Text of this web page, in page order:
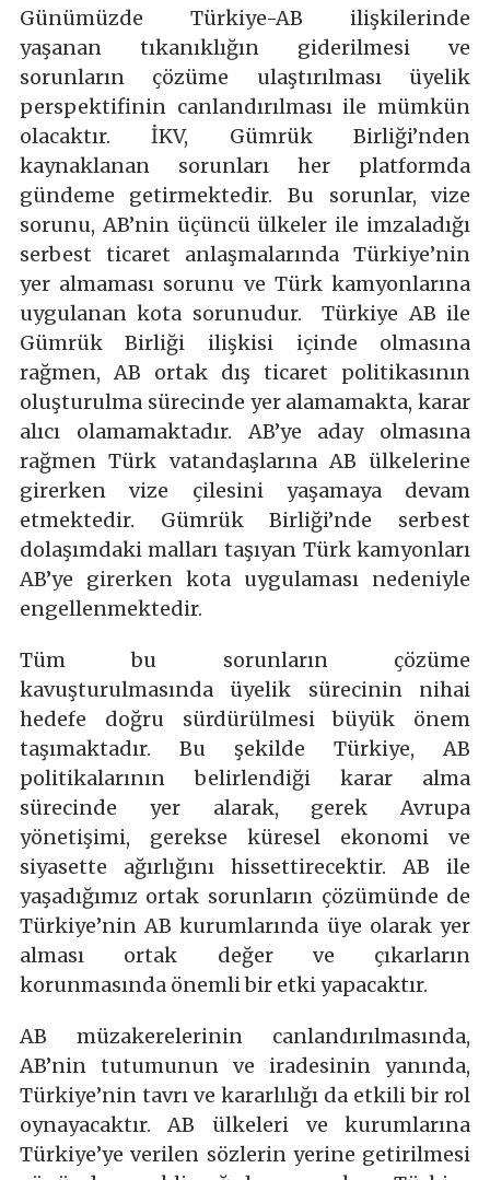
Günümüzde Türkiye-AB ilişkilerinde
yaşanan tıkanıklığın giderilmesi ve
sorunların çözüme ulaştırılması üyelik
perspektifinin canlandırılması ile mümkün
olacaktır. İKV, Gümrük Birliği’nden
kaynaklanan sorunları her platformda
gündeme getirmektedir. Bu sorunlar, vize
sorunu, AB’nin üçüncü ülkeler ile imzaladığı
serbest ticaret anlaşmalarında Türkiye’nin
yer almaması sorunu ve Türk kamyonlarına
uygulanan kota sorunudur. Türkiye AB ile
Gümrük Birliği ilişkisi içinde olmasına
rağmen, AB ortak dış ticaret politikasının
oluşturulma sürecinde yer alamamakta, karar
alıcı olamamaktadır. AB’ye aday olmasına
rağmen Türk vatandaşlarına AB ülkelerine
girerken vize çilesini yaşamaya devam
etmektedir. Gümrük Birliği’nde serbest
dolaşımdaki malları taşıyan Türk kamyonları
AB’ye girerken kota uygulaması nedeniyle
engellenmektedir.
Tüm bu sorunların çözüme
kavuşturulmasında üyelik sürecinin nihai
hedefe doğru sürdürülmesi büyük önem
taşımaktadır. Bu şekilde Türkiye, AB
politikalarının belirlendiği karar alma
sürecinde yer alarak, gerek Avrupa
yönetişimi, gerekse küresel ekonomi ve
siyasette ağırlığını hissettirecektir. AB ile
yaşadığımız ortak sorunların çözümünde de
Türkiye’nin AB kurumlarında üye olarak yer
alması ortak değer ve çıkarların
korunmasında önemli bir etki yapacaktır.
AB müzakerelerinin canlandırılmasında,
AB’nin tutumunun ve iradesinin yanında,
Türkiye’nin tavrı ve kararlılığı da etkili bir rol
oynayacaktır. AB ülkeleri ve kurumlarına
Türkiye’ye verilen sözlerin yerine getirilmesi